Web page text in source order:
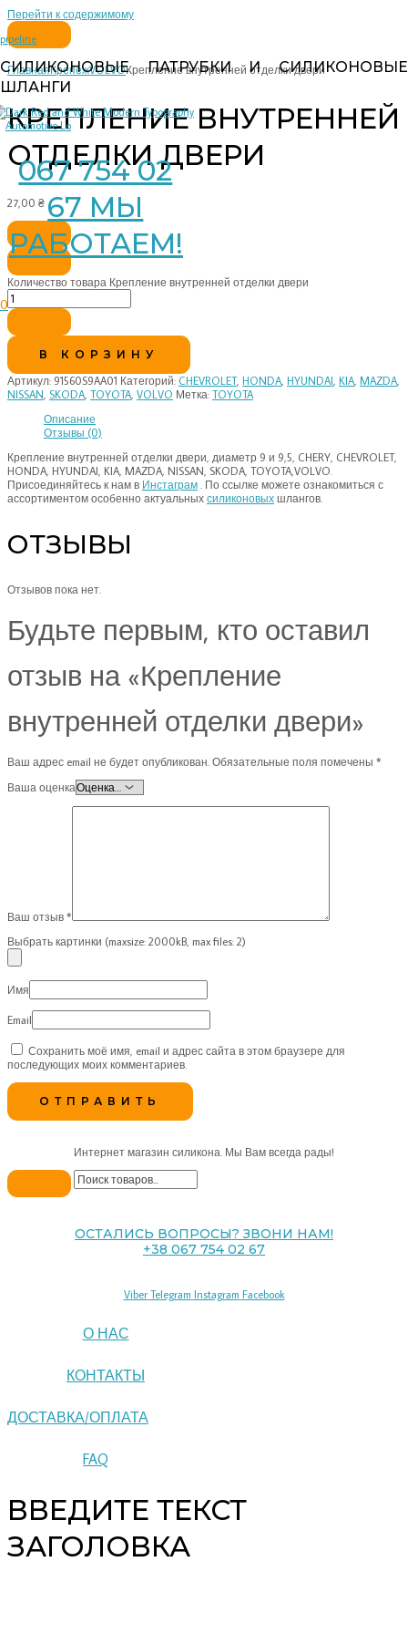
Перейти к содержимому
pipeline
СИЛИКОНОВЫЕ ПАТРУБКИ И СИЛИКОНОВЫЕ
ШЛАНГИ
067 754 02
67 МЫ
РАБОТАЕМ!
0
ГлавнаяКрепежVOLVOКрепление внутренней отделки двери
КРЕПЛЕНИЕ ВНУТРЕННЕЙ
ОТДЕЛКИ ДВЕРИ
27,00 ₴
Количество товара Крепление внутренней отделки двери
В КОРЗИНУ
Артикул: 91560S9AA01 Категорий: CHEVROLET, HONDA, HYUNDAI, KIA, MAZDA,
NISSAN, SKODA, TOYOTA, VOLVO Метка: TOYOTA
Описание
Отзывы (0)
Крепление внутренней отделки двери, диаметр 9 и 9,5, CHERY, CHEVROLET,
HONDA, HYUNDAI, KIA, MAZDA, NISSAN, SKODA, TOYOTA,VOLVO.
Присоединяйтесь к нам в Инстаграм . По ссылке можете ознакомиться с
ассортиментом особенно актуальных силиконовых шлангов.
ОТЗЫВЫ
Отзывов пока нет.
Будьте первым, кто оставил
отзыв на «Крепление
внутренней отделки двери»
Ваш адрес email не будет опубликован. Обязательные поля помечены *
Ваша оценка
Ваш отзыв *
Выбрать картинки (maxsize: 2000kB, max files: 2)
Имя
Email
Сохранить моё имя, email и адрес сайта в этом браузере для
последующих моих комментариев.
Интернет магазин силикона. Мы Вам всегда рады!
ОСТАЛИСЬ ВОПРОСЫ? ЗВОНИ НАМ!
+38 067 754 02 67
Viber Telegram Instagram Facebook
О НАС
КОНТАКТЫ
ДОСТАВКА/ОПЛАТА
FAQ
ВВЕДИТЕ ТЕКСТ
ЗАГОЛОВКА